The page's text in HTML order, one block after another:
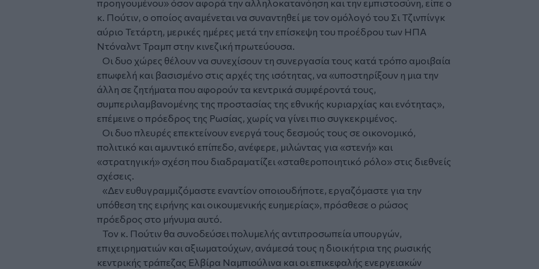
προηγουμένου» όσον αφορά την αλληλοκατανόηση και την εμπιστοσύνη, είπε ο
κ. Πούτιν, ο οποίος αναμένεται να συναντηθεί με τον ομόλογό του Σι Τζινπίνγκ
αύριο Τετάρτη, μερικές ημέρες μετά την επίσκεψη του προέδρου των ΗΠΑ
Ντόναλντ Τραμπ στην κινεζική πρωτεύουσα.
Οι δυο χώρες θέλουν να συνεχίσουν τη συνεργασία τους κατά τρόπο αμοιβαία
επωφελή και βασισμένο στις αρχές της ισότητας, να «υποστηρίξουν η μια την
άλλη σε ζητήματα που αφορούν τα κεντρικά συμφέροντά τους,
συμπεριλαμβανομένης της προστασίας της εθνικής κυριαρχίας και ενότητας»,
επέμεινε ο πρόεδρος της Ρωσίας, χωρίς να γίνει πιο συγκεκριμένος.
Οι δυο πλευρές επεκτείνουν ενεργά τους δεσμούς τους σε οικονομικό,
πολιτικό και αμυντικό επίπεδο, ανέφερε, μιλώντας για «στενή» και
«στρατηγική» σχέση που διαδραματίζει «σταθεροποιητικό ρόλο» στις διεθνείς
σχέσεις.
«Δεν ευθυγραμμιζόμαστε εναντίον οποιουδήποτε, εργαζόμαστε για την
υπόθεση της ειρήνης και οικουμενικής ευημερίας», πρόσθεσε ο ρώσος
πρόεδρος στο μήνυμα αυτό.
Τον κ. Πούτιν θα συνοδεύσει πολυμελής αντιπροσωπεία υπουργών,
επιχειρηματιών και αξιωματούχων, ανάμεσά τους η διοικήτρια της ρωσικής
κεντρικής τράπεζας Ελβίρα Ναμπιούλινα και οι επικεφαλής ενεργειακών